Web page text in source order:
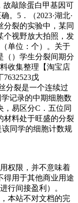
故敲除蛋白甲基因可
。5．（2023·湖北·
分裂的实验中，某同
个视野放大拍照，发
单位：个）。关于
（）学生分裂间期分
收集整理【淘宝店
7632523戊
分裂是一个连续过
记录的中期细胞数
易区分C．五位同
材料处于旺盛的分裂
同学的细胞计数规
权限，并不意味着
得用于其他商业用途
行间接盈利）。
本站不对文档的完